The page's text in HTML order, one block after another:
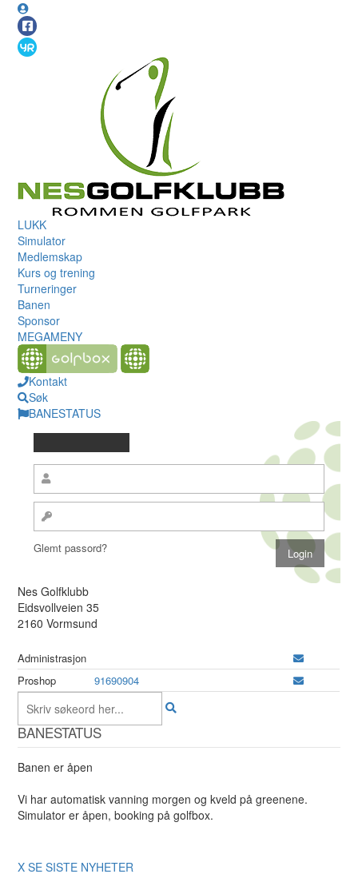
LUKK
Simulator
Medlemskap
Kurs og trening
Turneringer
Banen
Sponsor
MEGAMENY
Kontakt
Søk
BANESTATUS
Glemt passord?
Nes Golfklubb
Eidsvollveien 35
2160 Vormsund
Administrasjon
Proshop
91690904
BANESTATUS
Banen er åpen
Vi har automatisk vanning morgen og kveld på greenene.
Simulator er åpen, booking på golfbox.
X SE SISTE NYHETER